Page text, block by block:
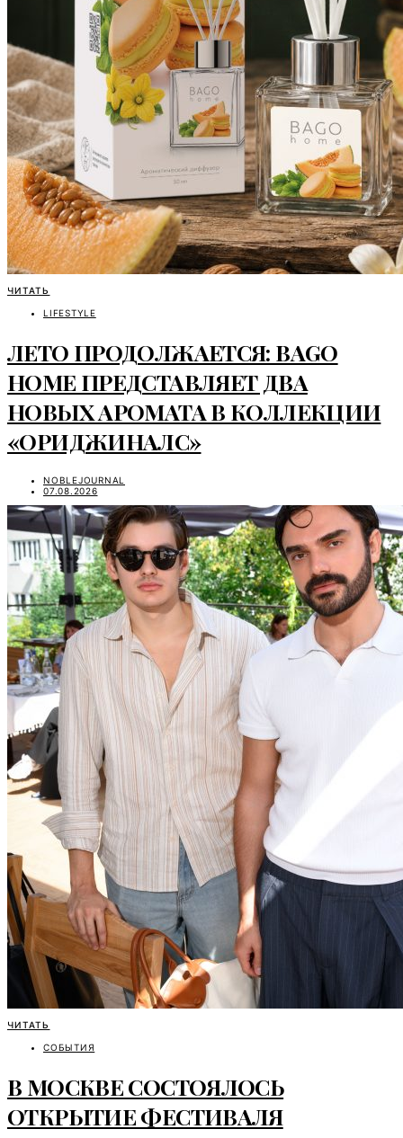
ЧИТАТЬ
LIFESTYLE
ЛЕТО ПРОДОЛЖАЕТСЯ: BAGO
HOME ПРЕДСТАВЛЯЕТ ДВА
НОВЫХ АРОМАТА В КОЛЛЕКЦИИ
«ОРИДЖИНАЛС»
NOBLEJOURNAL
07.08.2026
ЧИТАТЬ
СОБЫТИЯ
В МОСКВЕ СОСТОЯЛОСЬ
ОТКРЫТИЕ ФЕСТИВАЛЯ